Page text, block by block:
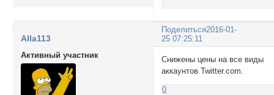
Поделиться2016-01-
25 07:25:11
Alla113
Активный участник
Снижены цены на все виды
аккаунтов Twitter.com.
0